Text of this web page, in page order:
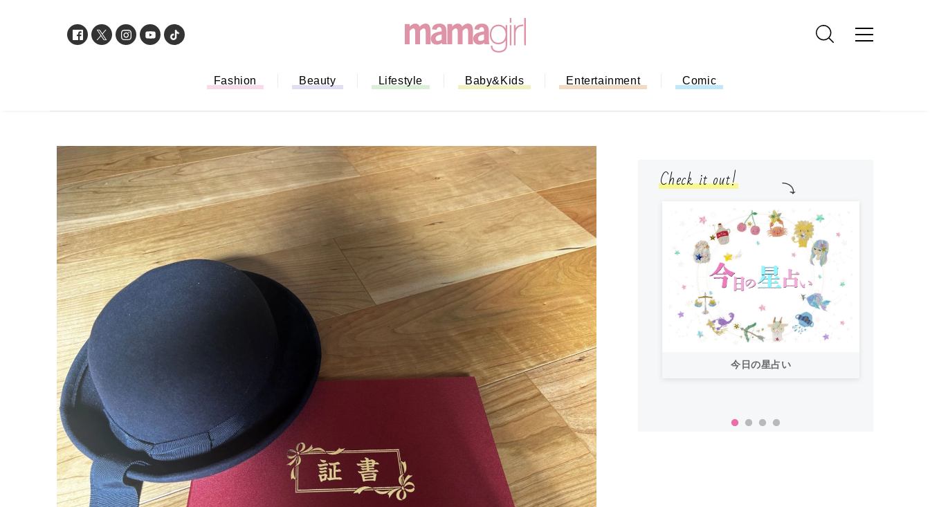
Fashion Beauty Lifestyle Baby&Kids Entertainment Comic
Check it out!
「もう行列に並ばない！」ミスドのモ
バイルオーダー完全ガイド｜支払い方
法から受け取り方までネットオーダー
を徹底解説
今日の星占い